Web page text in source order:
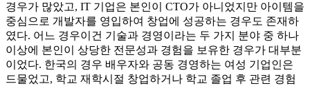
경우가 많았고, IT 기업은 본인이 CTO가 아니었지만 아이템을
중심으로 개발자를 영입하여 창업에 성공하는 경우도 존재하
였다. 어느 경우이건 기술과 경영이라는 두 가지 분야 중 하나
이상에 본인이 상당한 전문성과 경험을 보유한 경우가 대부분
이었다. 한국의 경우 배우자와 공동 경영하는 여성 기업인은
드물었고, 학교 재학시절 창업하거나 학교 졸업 후 관련 경험